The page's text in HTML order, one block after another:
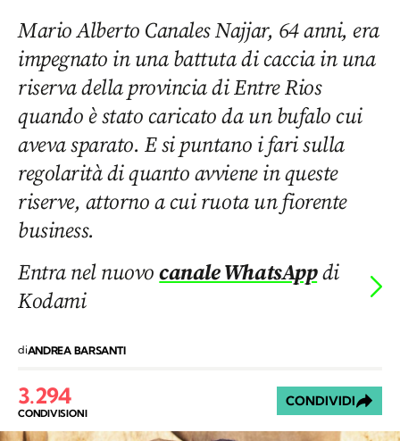
Mario Alberto Canales Najjar, 64 anni, era
impegnato in una battuta di caccia in una
riserva della provincia di Entre Rios
quando è stato caricato da un bufalo cui
aveva sparato. E si puntano i fari sulla
regolarità di quanto avviene in queste
riserve, attorno a cui ruota un fiorente
business.
Entra nel nuovocanale WhatsAppdi
Kodami
diANDREA BARSANTI
3.294
CONDIVISIONI
CONDIVIDI